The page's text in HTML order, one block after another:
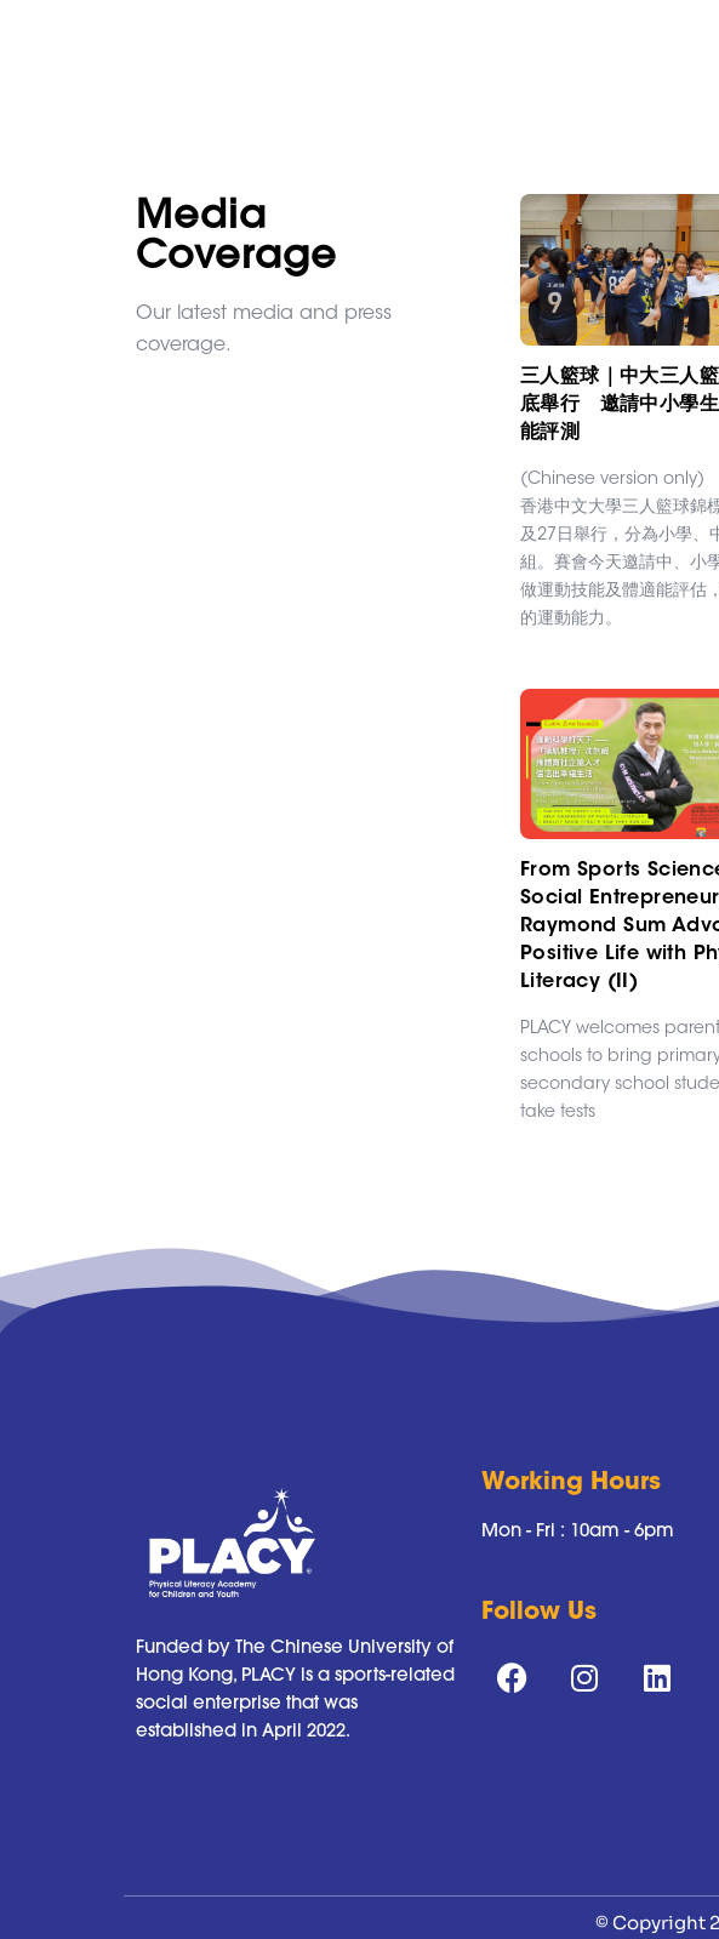
Media
Coverage
Our latest media and press
coverage.
三人籃球｜中大三人
底舉行 邀請中小學
能評測
(Chinese version only)
香港中文大學三人籃球錦
及27日舉行，分為小學、
組。賽會今天邀請中、小
做運動技能及體適能評估
的運動能力。
From Sports
Social
Raymond Sum
Positive Life with
Literacy (II)
PLACY welcomes
schools to bring
secondary school
take tests
Funded by The Chinese University of
Hong Kong, PLACY is a sports-related
social enterprise that was
established in April 2022.
Working Hours
Mon - Fri : 10am - 6pm
Follow Us
© Copyright